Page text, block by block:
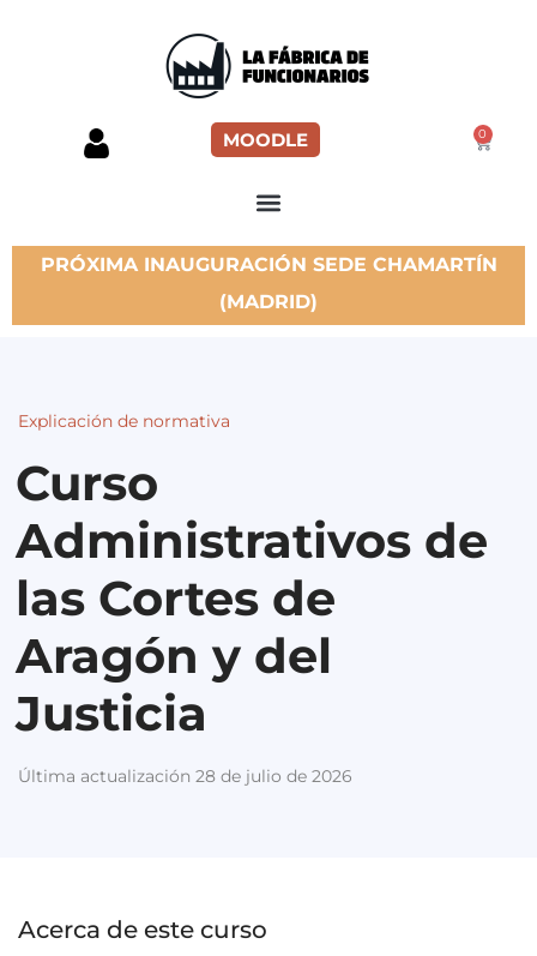
MOODLE 0
PRÓXIMA INAUGURACIÓN SEDE CHAMARTÍN
(MADRID)
Explicación de normativa
Curso
Administrativos de
las Cortes de
Aragón y del
Justicia
Última actualización 28 de julio de 2026
Acerca de este curso